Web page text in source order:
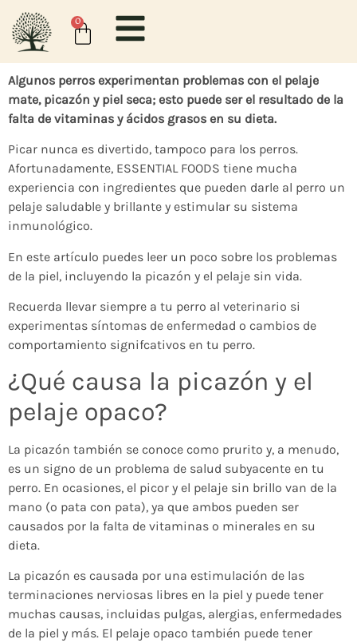
contenido
0
Algunos perros experimentan problemas con el pelaje
mate, picazón y piel seca; esto puede ser el resultado de la
falta de vitaminas y ácidos grasos en su dieta.
Picar nunca es divertido, tampoco para los perros.
Afortunadamente, ESSENTIAL FOODS tiene mucha
experiencia con ingredientes que pueden darle al perro un
pelaje saludable y brillante y estimular su sistema
inmunológico.
En este artículo puedes leer un poco sobre los problemas
de la piel, incluyendo la picazón y el pelaje sin vida.
Recuerda llevar siempre a tu perro al veterinario si
experimentas síntomas de enfermedad o cambios de
comportamiento signifcativos en tu perro.
¿Qué causa la picazón y el
pelaje opaco?
La picazón también se conoce como prurito y, a menudo,
es un signo de un problema de salud subyacente en tu
perro. En ocasiones, el picor y el pelaje sin brillo van de la
mano (o pata con pata), ya que ambos pueden ser
causados por la falta de vitaminas o minerales en su
dieta.
La picazón es causada por una estimulación de las
terminaciones nerviosas libres en la piel y puede tener
muchas causas, incluidas pulgas, alergias, enfermedades
de la piel y más. El pelaje opaco también puede tener